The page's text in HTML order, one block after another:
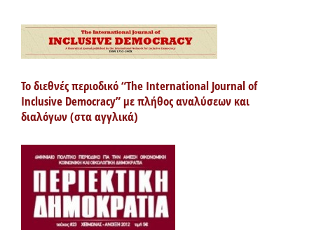
Το διεθνές περιοδικό “The International Journal of
Inclusive Democracy” με πλήθος αναλύσεων και
διαλόγων (στα αγγλικά)